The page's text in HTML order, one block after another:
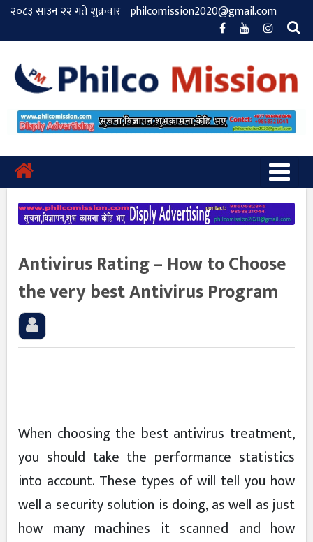
२०८३ साउन २२ गते शुक्रवार philcomission2020@gmail.com
Antivirus Rating – How to Choose
the very best Antivirus Program
When choosing the best antivirus treatment,
you should take the performance statistics
into account. These types of will tell you how
well a security solution is doing, as well as just
how many machines it scanned and how